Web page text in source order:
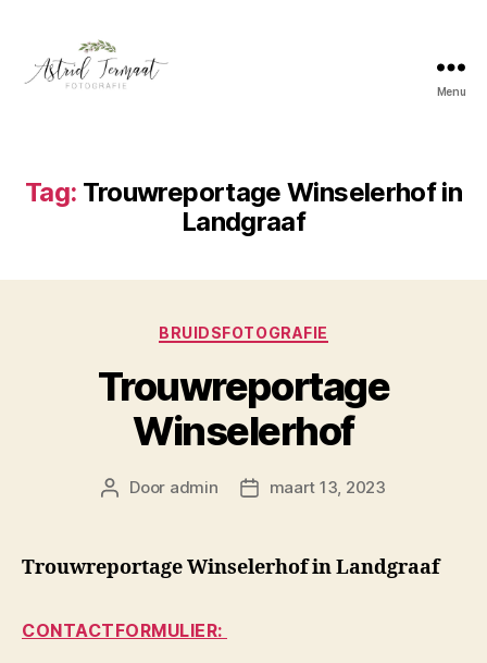
Menu
Tag: Trouwreportage Winselerhof in
Landgraaf
Categorieën
BRUIDSFOTOGRAFIE
Trouwreportage
Winselerhof
Berichtauteur
Door admin Berichtdatum
maart 13, 2023
Trouwreportage Winselerhof in Landgraaf
CONTACTFORMULIER: